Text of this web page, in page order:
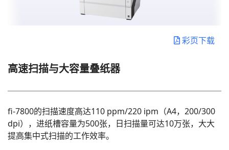
彩页下载
高速扫描与大容量叠纸器
fi-7800的扫描速度高达110 ppm/220 ipm（A4，200/300
dpi），进纸槽容量为500张，日扫描量可达10万张，大大
提高集中式扫描的工作效率。